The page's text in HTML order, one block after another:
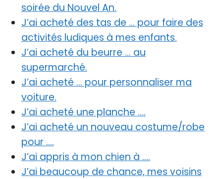
soirée du Nouvel An.
J’ai acheté des tas de … pour faire des
activités ludiques à mes enfants.
J’ai acheté du beurre … au
supermarché.
J’ai acheté … pour personnaliser ma
voiture.
J’ai acheté une planche ….
J’ai acheté un nouveau costume/robe
pour ….
J’ai appris à mon chien à ….
J’ai beaucoup de chance, mes voisins